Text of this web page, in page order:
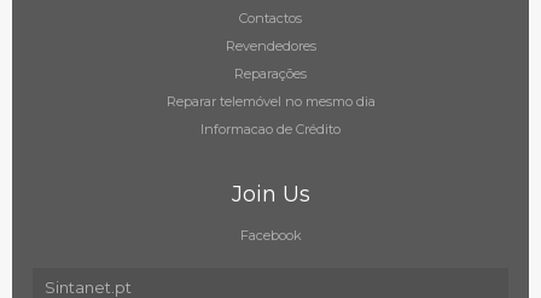
Contactos
Revendedores
Reparações
Reparar telemóvel no mesmo dia
Informacao de Crédito
Join Us
Facebook
Sintanet.pt